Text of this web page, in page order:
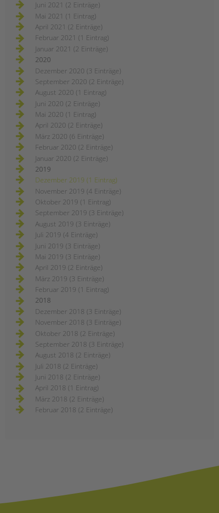
Juni 2021 (2 Einträge)
Mai 2021 (1 Eintrag)
April 2021 (2 Einträge)
Februar 2021 (1 Eintrag)
Januar 2021 (2 Einträge)
2020
Dezember 2020 (3 Einträge)
September 2020 (2 Einträge)
August 2020 (1 Eintrag)
Juni 2020 (2 Einträge)
Mai 2020 (1 Eintrag)
April 2020 (2 Einträge)
März 2020 (6 Einträge)
Februar 2020 (2 Einträge)
Januar 2020 (2 Einträge)
2019
Dezember 2019 (1 Eintrag)
November 2019 (4 Einträge)
Oktober 2019 (1 Eintrag)
September 2019 (3 Einträge)
August 2019 (3 Einträge)
Juli 2019 (4 Einträge)
Juni 2019 (3 Einträge)
Mai 2019 (3 Einträge)
April 2019 (2 Einträge)
März 2019 (3 Einträge)
Februar 2019 (1 Eintrag)
2018
Dezember 2018 (3 Einträge)
November 2018 (3 Einträge)
Oktober 2018 (2 Einträge)
September 2018 (3 Einträge)
August 2018 (2 Einträge)
Juli 2018 (2 Einträge)
Juni 2018 (2 Einträge)
April 2018 (1 Eintrag)
März 2018 (2 Einträge)
Februar 2018 (2 Einträge)